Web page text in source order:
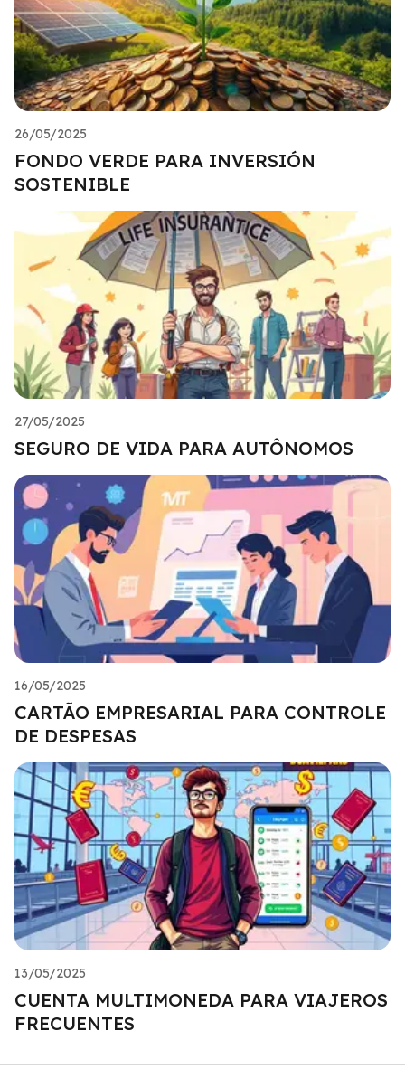
26/05/2025
FONDO VERDE PARA INVERSIÓN
SOSTENIBLE
27/05/2025
SEGURO DE VIDA PARA AUTÔNOMOS
16/05/2025
CARTÃO EMPRESARIAL PARA CONTROLE
DE DESPESAS
13/05/2025
CUENTA MULTIMONEDA PARA VIAJEROS
FRECUENTES